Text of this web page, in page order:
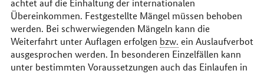
achtet auf die Einhaltung der internationalen
Übereinkommen. Festgestellte Mängel müssen behoben
werden. Bei schwerwiegenden Mängeln kann die
Weiterfahrt unter Auflagen erfolgen bzw. ein Auslaufverbot
ausgesprochen werden. In besonderen Einzelfällen kann
unter bestimmten Voraussetzungen auch das Einlaufen in